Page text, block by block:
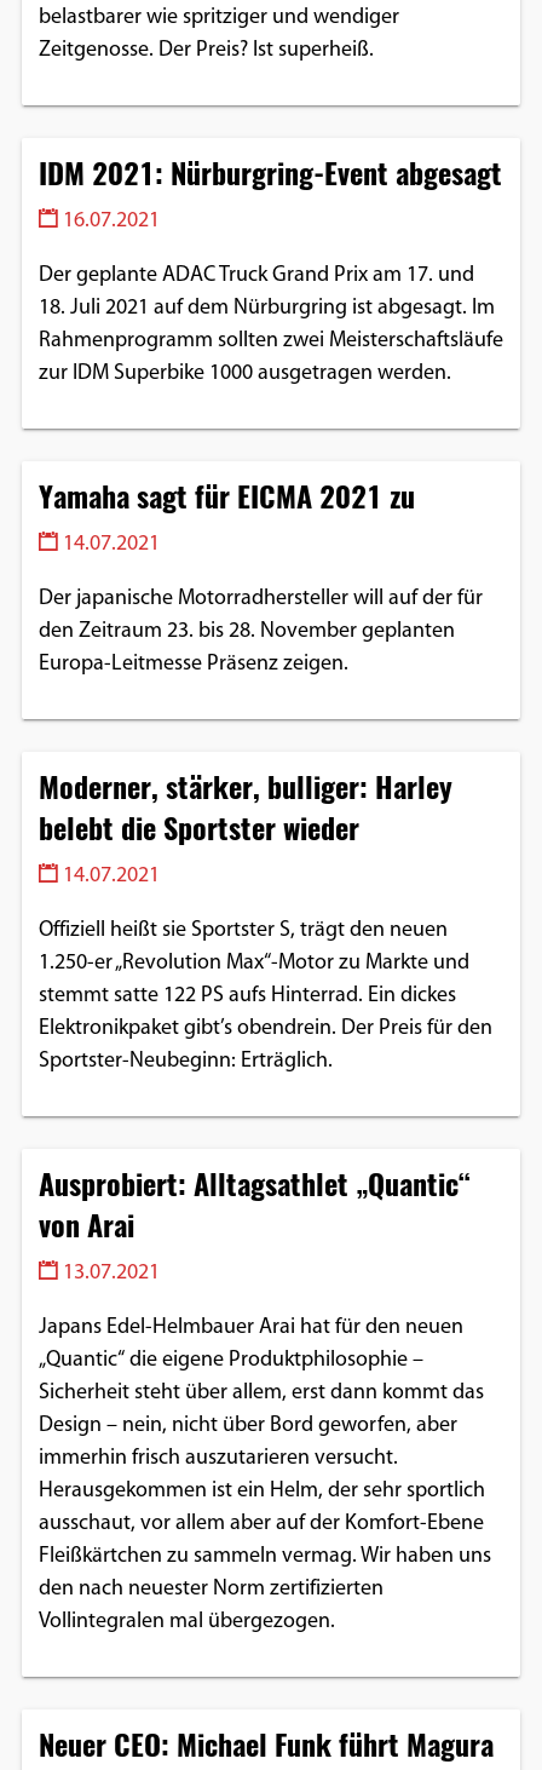
belastbarer wie spritziger und wendiger
Zeitgenosse. Der Preis? Ist superheiß.
IDM 2021: Nürburgring-Event abgesagt
16.07.2021
Der geplante ADAC Truck Grand Prix am 17. und
18. Juli 2021 auf dem Nürburgring ist abgesagt. Im
Rahmenprogramm sollten zwei Meisterschaftsläufe
zur IDM Superbike 1000 ausgetragen werden.
Yamaha sagt für EICMA 2021 zu
14.07.2021
Der japanische Motorradhersteller will auf der für
den Zeitraum 23. bis 28. November geplanten
Europa-Leitmesse Präsenz zeigen.
Moderner, stärker, bulliger: Harley
belebt die Sportster wieder
14.07.2021
Offiziell heißt sie Sportster S, trägt den neuen
1.250-er „Revolution Max“-Motor zu Markte und
stemmt satte 122 PS aufs Hinterrad. Ein dickes
Elektronikpaket gibt’s obendrein. Der Preis für den
Sportster-Neubeginn: Erträglich.
Ausprobiert: Alltagsathlet „Quantic“
von Arai
13.07.2021
Japans Edel-Helmbauer Arai hat für den neuen
„Quantic“ die eigene Produktphilosophie –
Sicherheit steht über allem, erst dann kommt das
Design – nein, nicht über Bord geworfen, aber
immerhin frisch auszutarieren versucht.
Herausgekommen ist ein Helm, der sehr sportlich
ausschaut, vor allem aber auf der Komfort-Ebene
Fleißkärtchen zu sammeln vermag. Wir haben uns
den nach neuester Norm zertifizierten
Vollintegralen mal übergezogen.
Neuer CEO: Michael Funk führt Magura
YouTube
Google Maps
Anbieter:
Google